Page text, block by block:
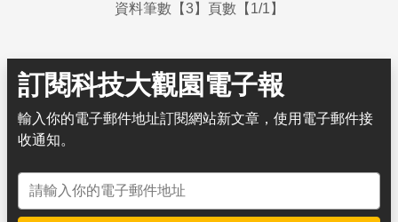
資料筆數【3】頁數【1/1】
訂閱科技大觀園電子報
輸入你的電子郵件地址訂閱網站新文章，使用電子郵件接
收通知。
電子郵件地址